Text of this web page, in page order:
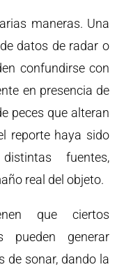
maneras. Una
datos de radar o
confundirse con
en presencia de
peces que alteran
reporte haya sido
fuentes,
real del objeto.
que ciertos
pueden generar
de sonar, dando la